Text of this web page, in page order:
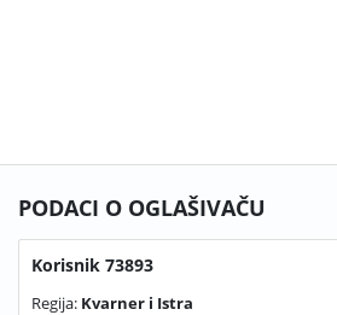
PODACI O OGLAŠIVAČU
Korisnik 73893
Regija: Kvarner i Istra